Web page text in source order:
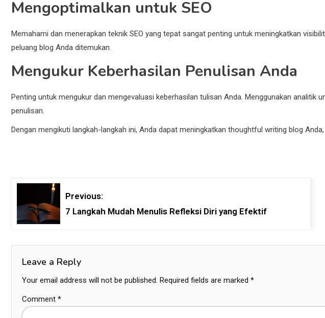
Mengoptimalkan untuk SEO
Memahami dan menerapkan teknik SEO yang tepat sangat penting untuk meningkatkan
peluang blog Anda ditemukan.
Mengukur Keberhasilan Penulisan Anda
Penting untuk mengukur dan mengevaluasi keberhasilan tulisan Anda. Menggunakan
penulisan.
Dengan mengikuti langkah-langkah ini, Anda dapat meningkatkan thoughtful writing blog
Previous:
7 Langkah Mudah Menulis Refleksi Diri yang Efektif
Leave a Reply
Your email address will not be published. Required fields are marked *
Comment *